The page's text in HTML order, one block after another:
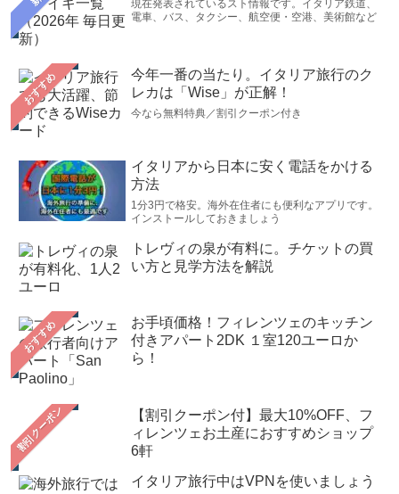
現在発表されているスト情報です。イタリア鉄道、
電車、バス、タクシー、航空便・空港、美術館など
おすすめ
今年一番の当たり。イタリア旅行のク
レカは「Wise」が正解！
今なら無料特典／割引クーポン付き
イタリアから日本に安く電話をかける
方法
1分3円で格安。海外在住者にも便利なアプリです。
インストールしておきましょう
トレヴィの泉が有料に。チケットの買
い方と見学方法を解説
おすすめ
お手頃価格！フィレンツェのキッチン
付きアパート2DK １室120ユーロか
ら！
【割引クーポン付】最大10%OFF、フ
ィレンツェお土産におすすめショップ
6軒
イタリア旅行中はVPNを使いましょう